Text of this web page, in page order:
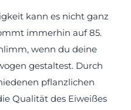
kann es nicht ganz
immerhin auf 85.
wenn du deine
gestaltest. Durch
pflanzlichen
Qualität des Eiweißes